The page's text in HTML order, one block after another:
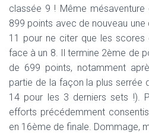
classée 9 ! Même
899 points avec de nouveau
11 pour ne citer que les scores
face à un 8. Il termine 2ème de
de 699 points, notamment
partie de la façon la plus serrée
14 pour les 3 derniers sets !).
efforts précédemment
en 16ème de finale. Dommage,